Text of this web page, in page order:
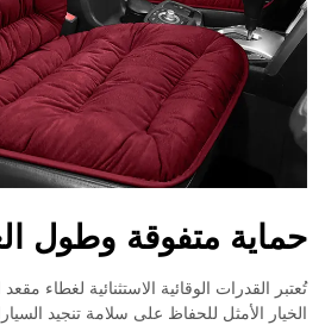
حماية متفوقة وطول
تُعتبر القدرات الوقائية الاستثنائية لغطاء
الخيار الأمثل للحفاظ على سلامة تنجيد